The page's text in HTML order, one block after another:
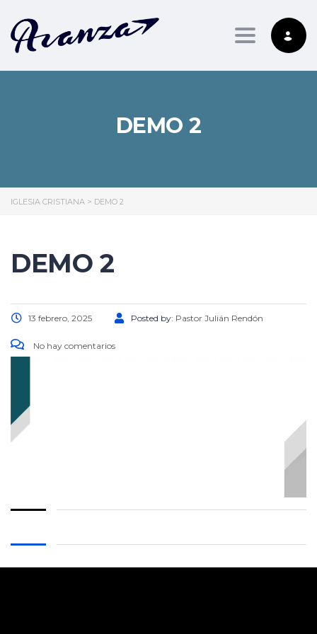
Toggle
DEMO 2
IGLESIA CRISTIANA > DEMO 2
DEMO 2
13 febrero, 2025 Posted by: Pastor Julián Rendón
No hay comentarios